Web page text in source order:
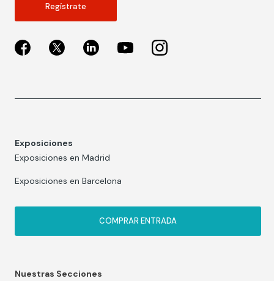
Regístrate
Exposiciones
Exposiciones en Madrid
Exposiciones en Barcelona
COMPRAR ENTRADA
Nuestras Secciones